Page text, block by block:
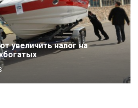
увеличить налог на